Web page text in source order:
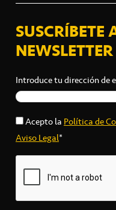
SUSCRÍBETE
NEWSLETTER
Introduce tu dirección de
Acepto la Política de
Aviso Legal*